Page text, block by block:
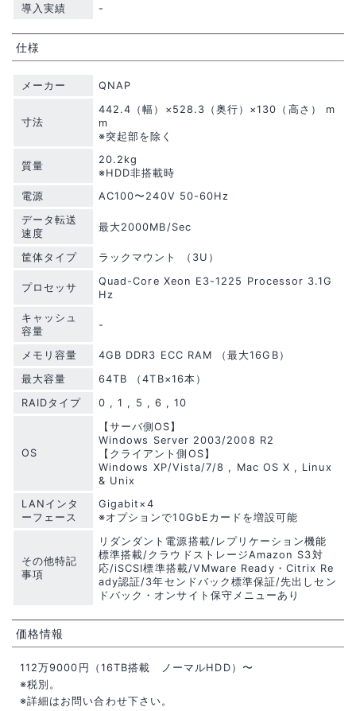
導入実績 -
仕様
メーカー QNAP
寸法
442.4（幅）×528.3（奥行）×130（高さ） m
m
※突起部を除く
質量
20.2kg
※HDD非搭載時
電源
AC100〜240V 50-60Hz
データ転送
速度
最大2000MB/Sec
筐体タイプ ラックマウント （3U）
プロセッサ
Quad-Core Xeon E3-1225 Processor 3.1G
Hz
キャッシュ
容量
-
メモリ容量
4GB DDR3 ECC RAM （最大16GB）
最大容量
64TB （4TB×16本）
RAIDタイプ
0 , 1 , 5 , 6 , 10
OS
【サーバ側OS】
Windows Server 2003/2008 R2
【クライアント側OS】
Windows XP/Vista/7/8 , Mac OS X , Linux
& Unix
LANインタ
ーフェース
Gigabit×4
※オプションで10GbEカードを増設可能
その他特記
事項
リダンダント電源搭載/レプリケーション機能
標準搭載/クラウドストレージAmazon S3対
応/iSCSI標準搭載/VMware Ready・Citrix Re
ady認証/3年センドバック標準保証/先出しセン
ドバック・オンサイト保守メニューあり
価格情報
112万9000円（16TB搭載 ノーマルHDD）〜
※税別。
※詳細はお問い合わせ下さい。